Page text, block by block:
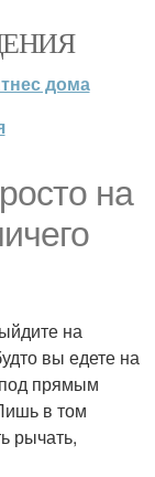
дома
на
на
вы едете на
прямым
в том
рычать,